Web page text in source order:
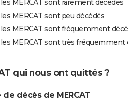
MERCAT sont rarement décédés
MERCAT sont peu décédés
MERCAT sont fréquemment
MERCAT sont très fréquemment
qui nous ont quittés ?
décès de MERCAT